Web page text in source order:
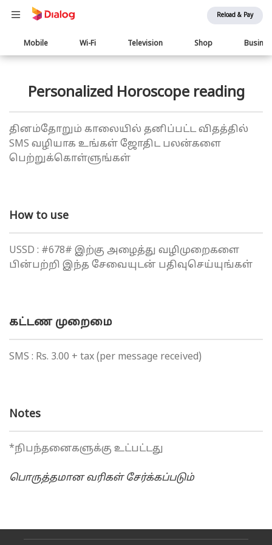
Reload & Pay
Main
navigation
Mobile Wi-Fi Television Shop
Personalized Horoscope reading
தினம்தோறும் காலையில் தனிப்பட்ட விதத்தில்
SMS வழியாக உங்கள் ஜோதிட பலன்களை
பெற்றுக்கொள்ளுங்கள்
How to use
USSD : #678# இற்கு அழைத்து வழிமுறைகளை
பின்பற்றி இந்த சேவையுடன் பதிவுசெய்யுங்கள்
கட்டண முறைமை
SMS : Rs. 3.00 + tax (per message received)
Notes
*நிபந்தனைகளுக்கு உட்பட்டது
பொருத்தமான வரிகள் சேர்க்கப்படும்